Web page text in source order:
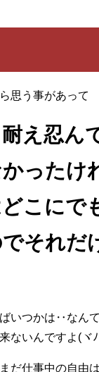
思う事があって
え忍ん
ったけ
こにで
それだ
いつかは‥なん
ないんですよ(ヾ
だ仕事中の自由